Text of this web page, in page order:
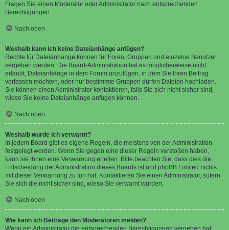
Fragen Sie einen Moderator oder Administrator nach entsprechenden
Berechtigungen.
Nach oben
Weshalb kann ich keine Dateianhänge anfügen?
Rechte für Dateianhänge können für Foren, Gruppen und einzelne Benutzer
vergeben werden. Die Board-Administration hat es möglicherweise nicht
erlaubt, Dateianhänge in dem Forum anzufügen, in dem Sie Ihren Beitrag
verfassen möchten, oder nur bestimmte Gruppen dürfen Dateien hochladen.
Sie können einen Administrator kontaktieren, falls Sie sich nicht sicher sind,
wieso Sie keine Dateianhänge anfügen können.
Nach oben
Weshalb wurde ich verwarnt?
In jedem Board gibt es eigene Regeln, die meistens von der Administration
festgelegt werden. Wenn Sie gegen eine dieser Regeln verstoßen haben,
kann sie Ihnen eine Verwarnung erteilen. Bitte beachten Sie, dass dies die
Entscheidung der Administration dieses Boards ist und phpBB Limited nichts
mit dieser Verwarnung zu tun hat. Kontaktieren Sie einen Administrator, sofern
Sie sich die nicht sicher sind, wieso Sie verwarnt wurden.
Nach oben
Wie kann ich Beiträge den Moderatoren melden?
Wenn ein Administrator die entsprechenden Berechtigungen vergeben hat,